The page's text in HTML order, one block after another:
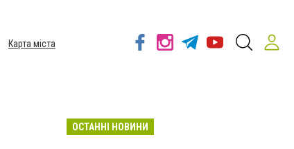
Карта міста
ОСТАННІ НОВИНИ